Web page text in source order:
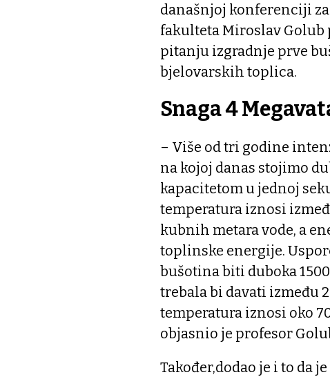
današnjoj konferenciji
fakulteta Miroslav Golub
pitanju izgradnje prve
bjelovarskih toplica.
Snaga 4
– Više od tri godine
na kojoj danas stojimo
kapacitetom u jednoj
temperatura iznosi
kubnih metara vode, a
toplinske energije.
bušotina biti duboka
trebala bi davati između
temperatura iznosi oko
objasnio je profesor
Također,dodao je i to da